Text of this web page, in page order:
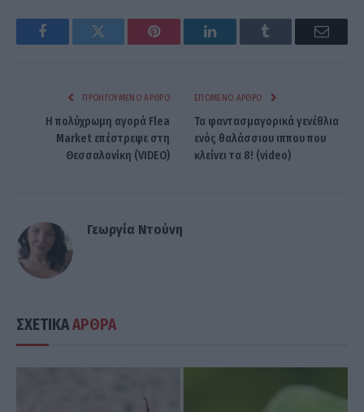
FacebookTwitter Pinterest LinkedInTumblr Email
ΠΡΟΗΓΟΎΜΕΝΟ ΆΡΘΡΟ
Η πολύχρωμη αγορά Flea
Market επέστρεψε στη
Θεσσαλονίκη (VIDEO)
ΕΠΌΜΕΝΟ ΆΡΘΡΟ
Τα φαντασμαγορικά γενέθλια
ενός θαλάσσιου ιππου που
κλείνει τα 8! (video)
Γεωργία Ντούνη
ΣΧΕΤΙΚΑΑΡΘΡΑ